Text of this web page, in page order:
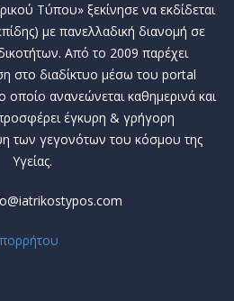
Τύπου» ξεκίνησε να εκδίδεται
με πανελλαδική διανομή σε
Από το 2009 παρέχει
στο διαδίκτυο μέσω του portal
ανανεώνεται καθημερινά και
έγκυρη & γρήγορη
των γεγονότων του κόσμου της
Υγείας.